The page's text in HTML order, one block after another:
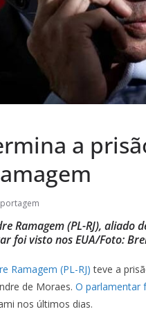
a
Ramagem (PL-RJ),
foi visto nos EUA/Foto:
Ramagem (PL-RJ) teve a
de Moraes. O parlamentar
nos últimos dias.